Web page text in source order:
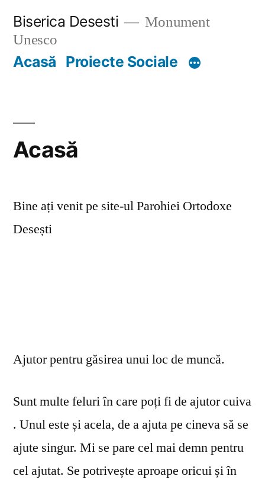
content
Biserica Desesti
Monument
Unesco
Acasă Proiecte Sociale
Acasă
Bine ați venit pe site-ul Parohiei Ortodoxe
Desești
Ajutor pentru găsirea unui loc de muncă.
Sunt multe feluri în care poți fi de ajutor cuiva
. Unul este și acela, de a ajuta pe cineva să se
ajute singur. Mi se pare cel mai demn pentru
cel ajutat. Se potrivește aproape oricui și în